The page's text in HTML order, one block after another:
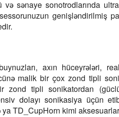
sənaye sonotrodlarında
genişləndirilmiş
axın hüceyrələri,
malik bir çox zond tipli
zond tipli sonikatordan
dolayı sonikasiya üçün
TD_CupHorn kimi